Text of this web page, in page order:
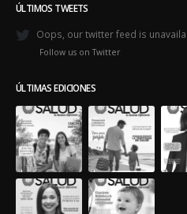
ÚLTIMOS TWEETS
Oops, our twitter feed is
Follow us on Twitter
ÚLTIMAS EDICIONES